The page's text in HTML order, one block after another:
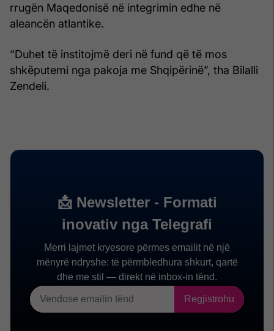
rrugën Maqedonisë në integrimin edhe në
aleancën atlantike.
“Duhet të institojmë deri në fund që të mos
shkëputemi nga pakoja me Shqipërinë”, tha Bilalli
Zendeli.